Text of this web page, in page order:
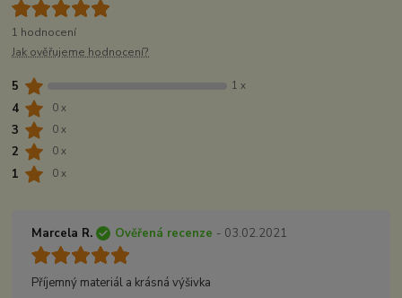
1 hodnocení
Jak ověřujeme hodnocení?
5 1 x
4 0 x
3 0 x
2 0 x
1 0 x
Marcela R. Ověřená recenze - 03.02.2021
Příjemný materiál a krásná výšivka